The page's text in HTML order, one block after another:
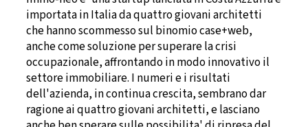
importata in Italia da quattro giovani architetti
che hanno scommesso sul binomio case+web,
anche come soluzione per superare la crisi
occupazionale, affrontando in modo innovativo il
settore immobiliare. I numeri e i risultati
dell'azienda, in continua crescita, sembrano dar
ragione ai quattro giovani architetti, e lasciano